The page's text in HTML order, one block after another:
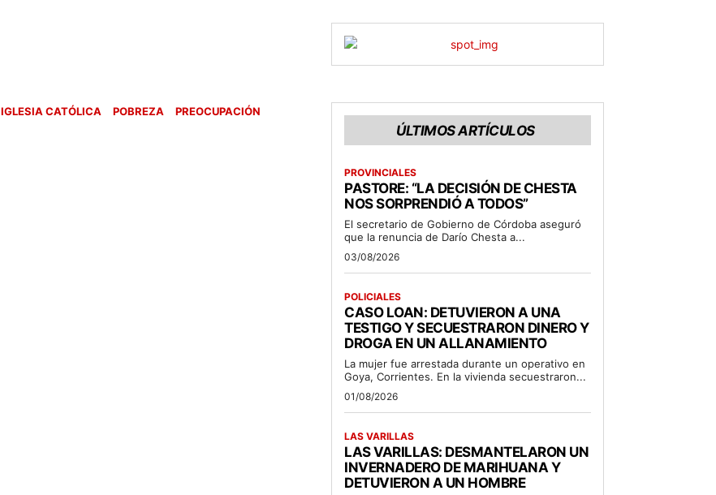
IGLESIA CATÓLICA POBREZA PREOCUPACIÓN
ÚLTIMOS ARTÍCULOS
PROVINCIALES
PASTORE: “LA DECISIÓN DE CHESTA
NOS SORPRENDIÓ A TODOS”
El secretario de Gobierno de Córdoba aseguró
que la renuncia de Darío Chesta a...
03/08/2026
POLICIALES
CASO LOAN: DETUVIERON A UNA
TESTIGO Y SECUESTRARON DINERO Y
DROGA EN UN ALLANAMIENTO
La mujer fue arrestada durante un operativo en
Goya, Corrientes. En la vivienda secuestraron...
01/08/2026
LAS VARILLAS
LAS VARILLAS: DESMANTELARON UN
INVERNADERO DE MARIHUANA Y
DETUVIERON A UN HOMBRE